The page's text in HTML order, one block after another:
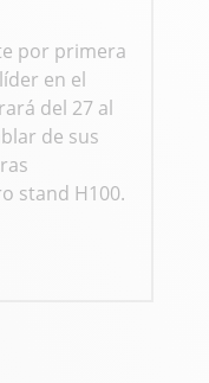
por primera
en el
del 27 al
de sus
stand H100.